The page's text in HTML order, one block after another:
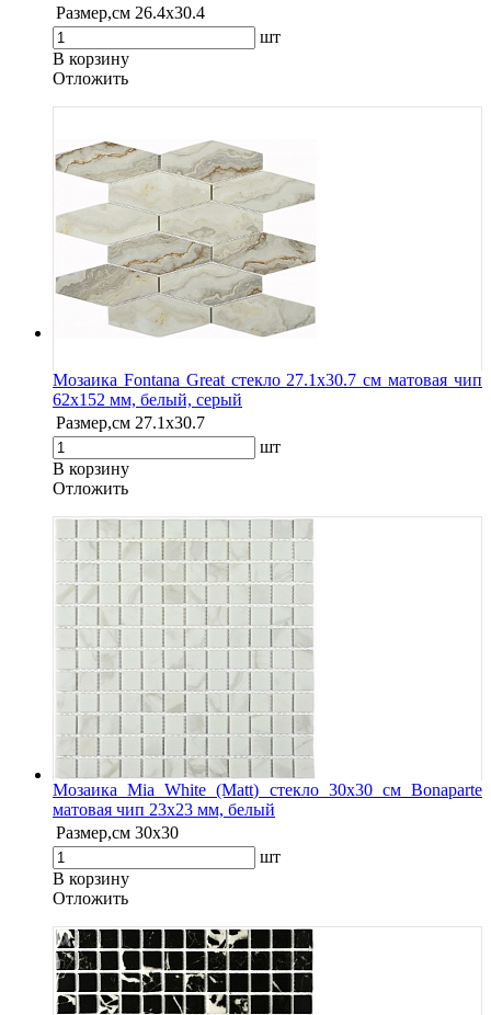
Размер,см 26.4х30.4
шт
В корзину
Oтложить
Мозаика Fontana Great стекло 27.1х30.7 см матовая чип
62х152 мм, белый, серый
Размер,см 27.1х30.7
шт
В корзину
Oтложить
Мозаика Mia White (Matt) стекло 30х30 см Bonaparte
матовая чип 23х23 мм, белый
Размер,см 30х30
шт
В корзину
Oтложить